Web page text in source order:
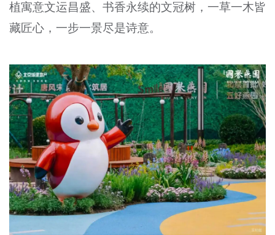
植寓意文运昌盛、书香永续的文冠树，一草一木皆
藏匠心，一步一景尽是诗意。